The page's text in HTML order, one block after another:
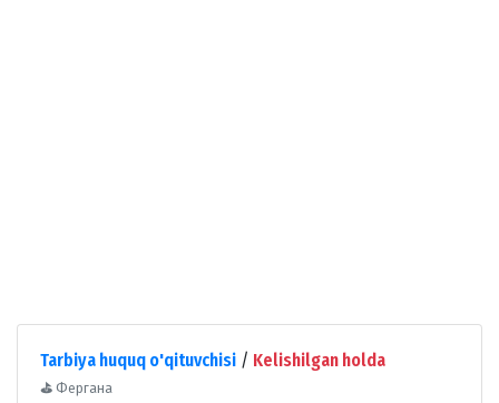
Tarbiya huquq o'qituvchisi / Kelishilgan holda
⛳ Фергана